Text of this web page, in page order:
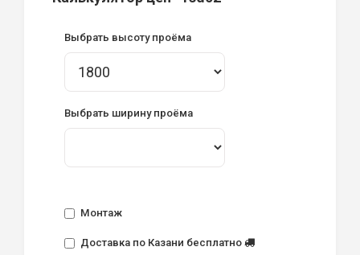
Выбрать высоту проёма
Выбрать ширину проёма
Монтаж
Доставка по Казани бесплатно